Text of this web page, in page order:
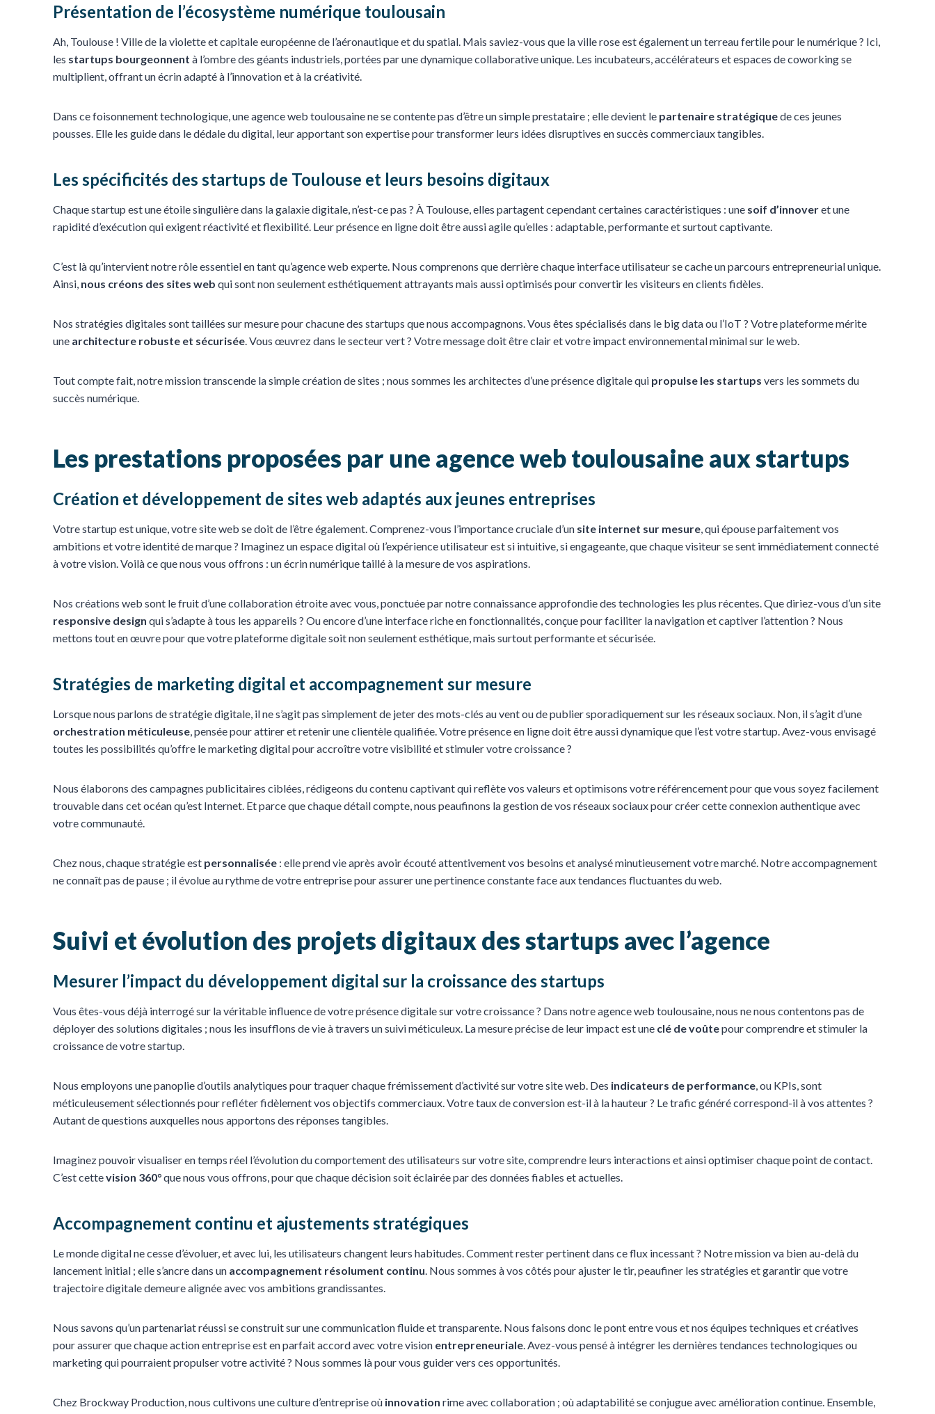
Présentation de l’écosystème numérique toulousain
Ah, Toulouse ! Ville de la violette et capitale européenne de l’aéronautique et du spatial. Mais saviez-vous que la ville rose est également un terreau fertile pour le numérique ? Ici,
les startups bourgeonnent à l’ombre des géants industriels, portées par une dynamique collaborative unique. Les incubateurs, accélérateurs et espaces de coworking se
multiplient, offrant un écrin adapté à l’innovation et à la créativité.
Dans ce foisonnement technologique, une agence web toulousaine ne se contente pas d’être un simple prestataire ; elle devient le partenaire stratégiquede ces jeunes
pousses. Elle les guide dans le dédale du digital, leur apportant son expertise pour transformer leurs idées disruptives en succès commerciaux tangibles.
Les spécificités des startups de Toulouse et leurs besoins digitaux
Chaque startup est une étoile singulière dans la galaxie digitale, n’est-ce pas ? À Toulouse, elles partagent cependant certaines caractéristiques : une soif d’innoveret une
rapidité d’exécution qui exigent réactivité et flexibilité. Leur présence en ligne doit être aussi agile qu’elles : adaptable, performante et surtout captivante.
C’est là qu’intervient notre rôle essentiel en tant qu’agence web experte. Nous comprenons que derrière chaque interface utilisateur se cache un parcours entrepreneurial unique.
Ainsi, nous créons des sites web qui sont non seulement esthétiquement attrayants mais aussi optimisés pour convertir les visiteurs en clients fidèles.
Nos stratégies digitales sont taillées sur mesure pour chacune des startups que nous accompagnons. Vous êtes spécialisés dans le big data ou l’IoT ? Votre plateforme mérite
une architecture robuste et sécurisée . Vous œuvrez dans le secteur vert ? Votre message doit être clair et votre impact environnemental minimal sur le web.
Tout compte fait, notre mission transcende la simple création de sites ; nous sommes les architectes d’une présence digitale qui propulse les startups vers les sommets du
succès numérique.
Les prestations proposées par une agence web toulousaine aux startups
Création et développement de sites web adaptés aux jeunes entreprises
Votre startup est unique, votre site web se doit de l’être également. Comprenez-vous l’importance cruciale d’un site internet sur mesure , qui épouse parfaitement vos
ambitions et votre identité de marque ? Imaginez un espace digital où l’expérience utilisateur est si intuitive, si engageante, que chaque visiteur se sent immédiatement connecté
à votre vision. Voilà ce que nous vous offrons : un écrin numérique taillé à la mesure de vos aspirations.
Nos créations web sont le fruit d’une collaboration étroite avec vous, ponctuée par notre connaissance approfondie des technologies les plus récentes. Que diriez-vous d’un site
responsive design qui s’adapte à tous les appareils ? Ou encore d’une interface riche en fonctionnalités, conçue pour faciliter la navigation et captiver l’attention ? Nous
mettons tout en œuvre pour que votre plateforme digitale soit non seulement esthétique, mais surtout performante et sécurisée.
Stratégies de marketing digital et accompagnement sur mesure
Lorsque nous parlons de stratégie digitale, il ne s’agit pas simplement de jeter des mots-clés au vent ou de publier sporadiquement sur les réseaux sociaux. Non, il s’agit d’une
orchestration méticuleuse , pensée pour attirer et retenir une clientèle qualifiée. Votre présence en ligne doit être aussi dynamique que l’est votre startup. Avez-vous envisagé
toutes les possibilités qu’offre le marketing digital pour accroître votre visibilité et stimuler votre croissance ?
Nous élaborons des campagnes publicitaires ciblées, rédigeons du contenu captivant qui reflète vos valeurs et optimisons votre référencement pour que vous soyez facilement
trouvable dans cet océan qu’est Internet. Et parce que chaque détail compte, nous peaufinons la gestion de vos réseaux sociaux pour créer cette connexion authentique avec
votre communauté.
Chez nous, chaque stratégie est personnalisée : elle prend vie après avoir écouté attentivement vos besoins et analysé minutieusement votre marché. Notre accompagnement
ne connaît pas de pause ; il évolue au rythme de votre entreprise pour assurer une pertinence constante face aux tendances fluctuantes du web.
Suivi et évolution des projets digitaux des startups avec l’agence
Mesurer l’impact du développement digital sur la croissance des startups
Vous êtes-vous déjà interrogé sur la véritable influence de votre présence digitale sur votre croissance ? Dans notre agence web toulousaine, nous ne nous contentons pas de
déployer des solutions digitales ; nous les insufflons de vie à travers un suivi méticuleux. La mesure précise de leur impact est une clé de voûtepour comprendre et stimuler la
croissance de votre startup.
Nous employons une panoplie d’outils analytiques pour traquer chaque frémissement d’activité sur votre site web. Des indicateurs de performance , ou KPIs, sont
méticuleusement sélectionnés pour refléter fidèlement vos objectifs commerciaux. Votre taux de conversion est-il à la hauteur ? Le trafic généré correspond-il à vos attentes ?
Autant de questions auxquelles nous apportons des réponses tangibles.
Imaginez pouvoir visualiser en temps réel l’évolution du comportement des utilisateurs sur votre site, comprendre leurs interactions et ainsi optimiser chaque point de contact.
C’est cettevision 360°que nous vous offrons, pour que chaque décision soit éclairée par des données fiables et actuelles.
Accompagnement continu et ajustements stratégiques
Le monde digital ne cesse d’évoluer, et avec lui, les utilisateurs changent leurs habitudes. Comment rester pertinent dans ce flux incessant ? Notre mission va bien au-delà du
lancement initial ; elle s’ancre dans un accompagnement résolument continu . Nous sommes à vos côtés pour ajuster le tir, peaufiner les stratégies et garantir que votre
trajectoire digitale demeure alignée avec vos ambitions grandissantes.
Nous savons qu’un partenariat réussi se construit sur une communication fluide et transparente. Nous faisons donc le pont entre vous et nos équipes techniques et créatives
pour assurer que chaque action entreprise est en parfait accord avec votre vision entrepreneuriale . Avez-vous pensé à intégrer les dernières tendances technologiques ou
marketing qui pourraient propulser votre activité ? Nous sommes là pour vous guider vers ces opportunités.
Chez Brockway Production, nous cultivons une culture d’entreprise où innovation rime avec collaboration ; où adaptabilité se conjugue avec amélioration continue. Ensemble,